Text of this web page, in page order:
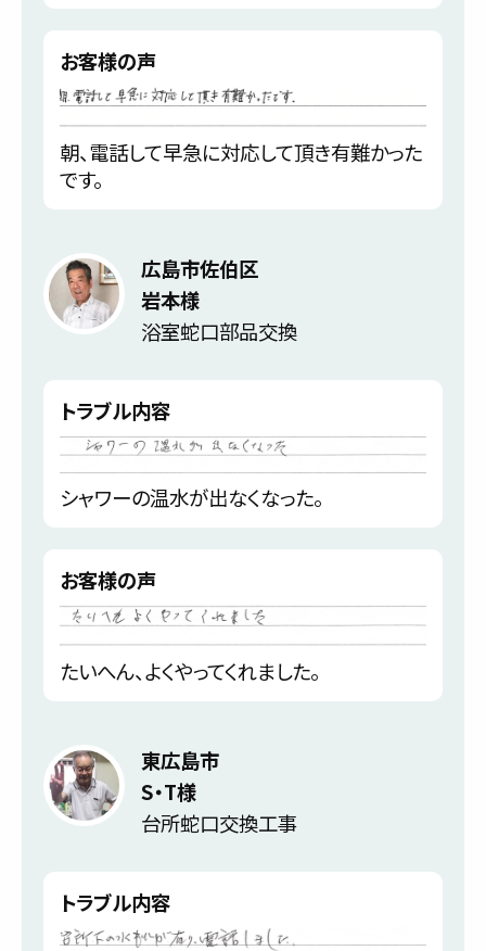
お客様の声
朝、電話して早急に対応して頂き有難かった
です。
広島市佐伯区
岩本様
浴室蛇口部品交換
トラブル内容
シャワーの温水が出なくなった。
お客様の声
たいへん、よくやってくれました。
東広島市
S・T様
台所蛇口交換工事
トラブル内容